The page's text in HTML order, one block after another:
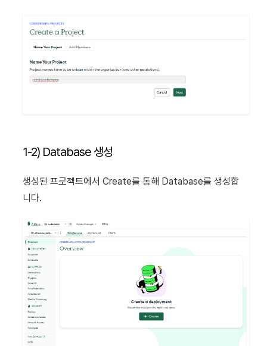
1-2) Database 생성
생성된 프로젝트에서 Create를 통해 Database를 생성합
니다.